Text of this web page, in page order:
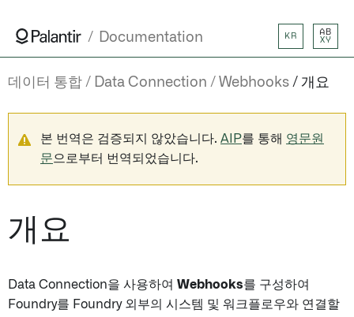
Documentation KR
AB
XY
데이터 통합 Data Connection Webhooks 개요
본 번역은 검증되지 않았습니다. AIP를 통해 영문원
문으로부터 번역되었습니다.
개요
Data Connection을 사용하여 Webhooks를 구성하여
Foundry를 Foundry 외부의 시스템 및 워크플로우와 연결할